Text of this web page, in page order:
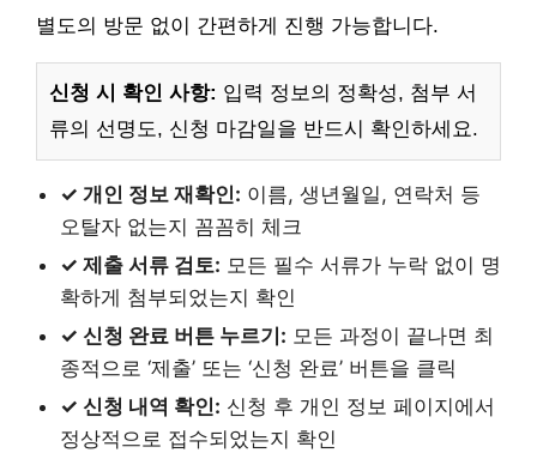
별도의 방문 없이 간편하게 진행 가능합니다.
신청 시 확인 사항: 입력 정보의 정확성, 첨부 서
류의 선명도, 신청 마감일을 반드시 확인하세요.
✓ 개인 정보 재확인: 이름, 생년월일, 연락처 등
오탈자 없는지 꼼꼼히 체크
✓ 제출 서류 검토: 모든 필수 서류가 누락 없이 명
확하게 첨부되었는지 확인
✓ 신청 완료 버튼 누르기: 모든 과정이 끝나면 최
종적으로 ‘제출’ 또는 ‘신청 완료’ 버튼을 클릭
✓ 신청 내역 확인: 신청 후 개인 정보 페이지에서
정상적으로 접수되었는지 확인